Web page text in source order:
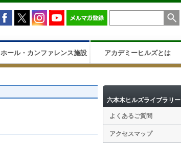
ホール・カンファレンス施設 アカデミーヒルズとは
六本木ヒルズライブラリー
よくあるご質問
アクセスマップ